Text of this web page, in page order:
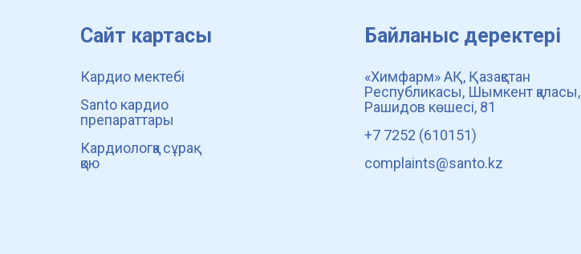
Сайт картасы
Кардио мектебі
Santo кардио
препараттары
Кардиологқа сұрақ
қою
Байланыс деректері
«Химфарм» АҚ, Қазақстан
Республикасы, Шымкент қаласы,
Рашидов көшесі, 81
+7 7252 (610151)
complaints@santo.kz